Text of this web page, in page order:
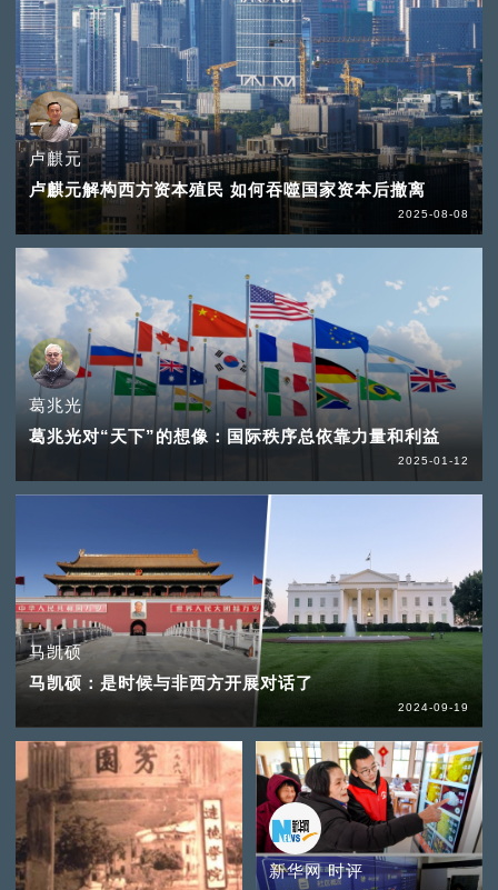
卢麒元
卢麒元解构西方资本殖民 如何吞噬国家资本后撤离
2025-08-08
葛兆光
葛兆光对“天下”的想像：国际秩序总依靠力量和利益
2025-01-12
马凯硕
马凯硕：是时候与非西方开展对话了
2024-09-19
新华网 时评